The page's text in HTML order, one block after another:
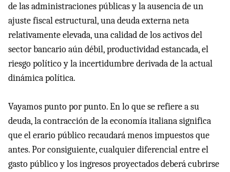
de las administraciones públicas y la ausencia de un
ajuste fiscal estructural, una deuda externa neta
relativamente elevada, una calidad de los activos del
sector bancario aún débil, productividad estancada, el
riesgo político y la incertidumbre derivada de la actual
dinámica política.
Vayamos punto por punto. En lo que se refiere a su
deuda, la contracción de la economía italiana significa
que el erario público recaudará menos impuestos que
antes. Por consiguiente, cualquier diferencial entre el
gasto público y los ingresos proyectados deberá cubrirse